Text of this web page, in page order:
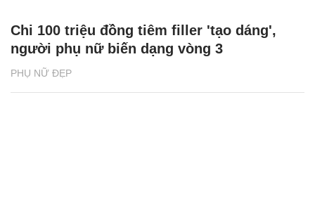
PHỤ NỮ ĐẸP
Chi 100 triệu đồng tiêm filler 'tạo dáng',
người phụ nữ biến dạng vòng 3